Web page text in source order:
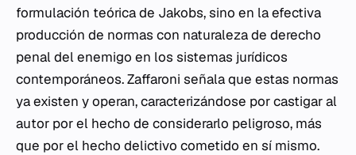
formulación teórica de Jakobs, sino en la efectiva
producción de normas con naturaleza de derecho
penal del enemigo en los sistemas jurídicos
contemporáneos. Zaffaroni señala que estas normas
ya existen y operan, caracterizándose por castigar al
autor por el hecho de considerarlo peligroso, más
que por el hecho delictivo cometido en sí mismo.